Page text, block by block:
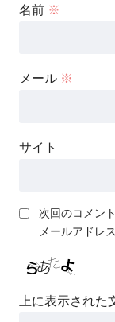
名前 ※
メール ※
サイト
次回のコメン
メールアドレ
上に表示された